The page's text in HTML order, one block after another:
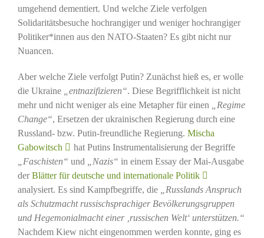
umgehend dementiert. Und welche Ziele verfolgen
Solidaritätsbesuche hochrangiger und weniger hochrangiger
Politiker*innen aus den NATO-Staaten? Es gibt nicht nur
Nuancen.
Aber welche Ziele verfolgt Putin? Zunächst hieß es, er wolle
die Ukraine „entnazifizieren“. Diese Begrifflichkeit ist nicht
mehr und nicht weniger als eine Metapher für einen „Regime
Change“, Ersetzen der ukrainischen Regierung durch eine
Russland- bzw. Putin-freundliche Regierung. Mischa
Gabowitsch
hat Putins Instrumentalisierung der Begriffe
„Faschisten“ und „Nazis“ in einem Essay der Mai-Ausgabe
derBlätter für deutsche und internationale Politik
analysiert. Es sind Kampfbegriffe, die „Russlands Anspruch
als Schutzmacht russischsprachiger Bevölkerungsgruppen
und Hegemonialmacht einer ‚russischen Welt‘ unterstützen.“
Nachdem Kiew nicht eingenommen werden konnte, ging es